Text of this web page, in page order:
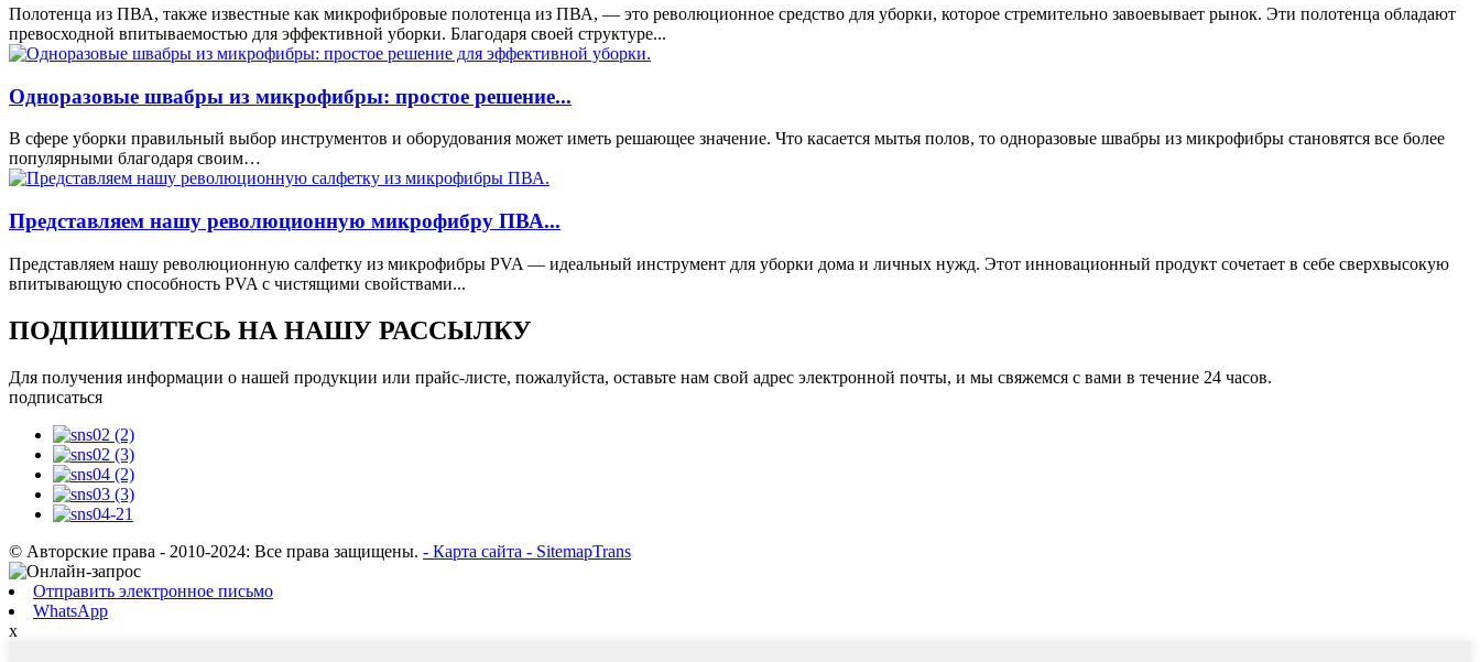
Полотенца из ПВА, также известные как микрофибровые полотенца из ПВА, — это революционное средство для уборки, которое стремительно завоевывает рынок. Эти полотенца обладают
превосходной впитываемостью для эффективной уборки. Благодаря своей структуре...
Одноразовые швабры из микрофибры: простое решение...
В сфере уборки правильный выбор инструментов и оборудования может иметь решающее значение. Что касается мытья полов, то одноразовые швабры из микрофибры становятся все более
популярными благодаря своим…
Представляем нашу революционную микрофибру ПВА...
Представляем нашу революционную салфетку из микрофибры PVA — идеальный инструмент для уборки дома и личных нужд. Этот инновационный продукт сочетает в себе сверхвысокую
впитывающую способность PVA с чистящими свойствами...
ПОДПИШИТЕСЬ НА НАШУ РАССЫЛКУ
Для получения информации о нашей продукции или прайс-листе, пожалуйста, оставьте нам свой адрес электронной почты, и мы свяжемся с вами в течение 24 часов.
подписаться
© Авторские права - 2010-2024: Все права защищены. - Карта сайта - SitemapTrans
Отправить электронное письмо
WhatsApp
х